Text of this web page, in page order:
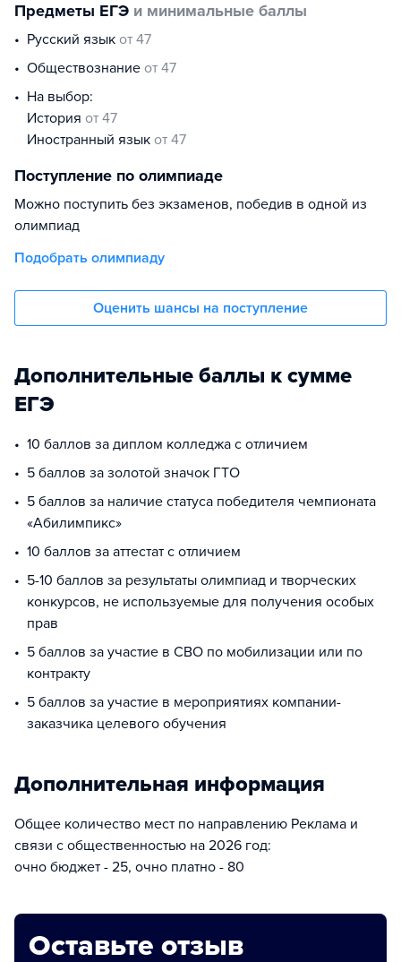
Предметы ЕГЭ и минимальные баллы
русский язык от 47
обществознание от 47
На выбор:
история от 47
иностранный язык от 47
Поступление по олимпиаде
Можно поступить без экзаменов, победив в одной из
олимпиад
Подобрать олимпиаду
Оценить шансы на поступление
Дополнительные баллы к сумме
ЕГЭ
10 баллов за диплом колледжа с отличием
5 баллов за золотой значок ГТО
5 баллов за наличие статуса победителя чемпионата
«Абилимпикс»
10 баллов за аттестат с отличием
5-10 баллов за результаты олимпиад и творческих
конкурсов, не используемые для получения особых
прав
5 баллов за участие в СВО по мобилизации или по
контракту
5 баллов за участие в мероприятиях компании-
заказчика целевого обучения
Дополнительная информация
Общее количество мест по направлению Реклама и
связи с общественностью на 2026 год:
очно бюджет - 25, очно платно - 80
Оставьте отзыв